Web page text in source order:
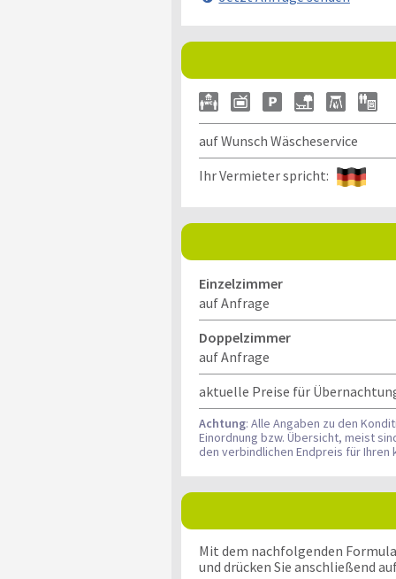
auf Wunsch Wäscheservice
Ihr Vermieter spricht:
Einzelzimmer
auf Anfrage
Doppelzimmer
auf Anfrage
aktuelle Preise für
Achtung: Alle Angaben zu den
Einordnung bzw. Übersicht, meist
den verbindlichen Endpreis für Ihren
Mit dem nachfolgenden
und drücken Sie anschließend